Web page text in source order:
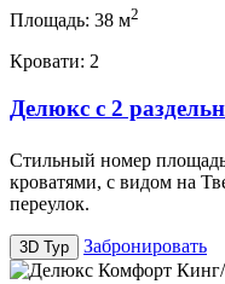
Площадь: 38 м2
Кровати: 2
Делюкс с 2
Стильный номер
кроватями, с видом на
переулок.
3D Тур Забронировать